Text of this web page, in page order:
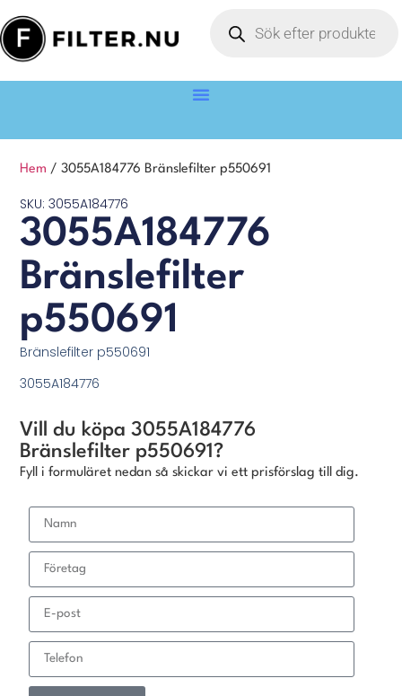
Hem / 3055A184776 Bränslefilter p550691
SKU: 3055A184776
3055A184776
Bränslefilter
p550691
Bränslefilter p550691
3055A184776
Vill du köpa 3055A184776
Bränslefilter p550691?
Fyll i formuläret nedan så skickar vi ett prisförslag till dig.